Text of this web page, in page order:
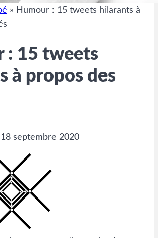
» Humour : 15 tweets hilarants à
: 15 tweets
à propos des
18 septembre 2020